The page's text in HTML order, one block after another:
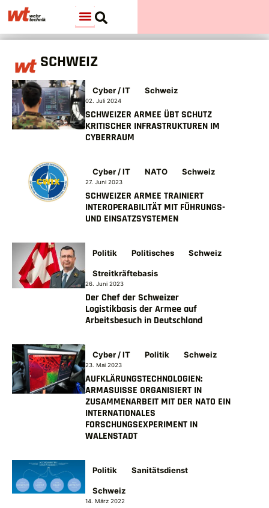
SCHWEIZ
Cyber / IT Schweiz
02. Juli 2024
SCHWEIZER ARMEE ÜBT SCHUTZ
KRITISCHER INFRASTRUKTUREN IM
CYBERRAUM
Cyber / IT NATO Schweiz
27. Juni 2023
SCHWEIZER ARMEE TRAINIERT
INTEROPERABILITÄT MIT FÜHRUNGS-
UND EINSATZSYSTEMEN
Politik Politisches Schweiz
Streitkräftebasis
26. Juni 2023
Der Chef der Schweizer
Logistikbasis der Armee auf
Arbeitsbesuch in Deutschland
Cyber / IT Politik Schweiz
23. Mai 2023
AUFKLÄRUNGSTECHNOLOGIEN:
ARMASUISSE ORGANISIERT IN
ZUSAMMENARBEIT MIT DER NATO EIN
INTERNATIONALES
FORSCHUNGSEXPERIMENT IN
WALENSTADT
Politik Sanitätsdienst
Schweiz
14. März 2022